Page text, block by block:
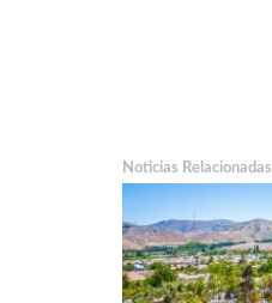
Noticias Relacionadas